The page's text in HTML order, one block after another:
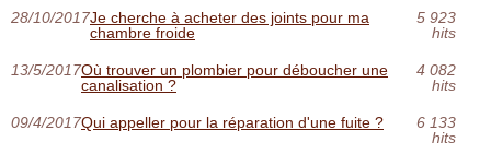
28/10/2017Je cherche à acheter des joints pour ma
chambre froide
5 923
hits
13/5/2017Où trouver un plombier pour déboucher une
canalisation ?
4 082
hits
09/4/2017Qui appeller pour la réparation d'une fuite ?
6 133
hits